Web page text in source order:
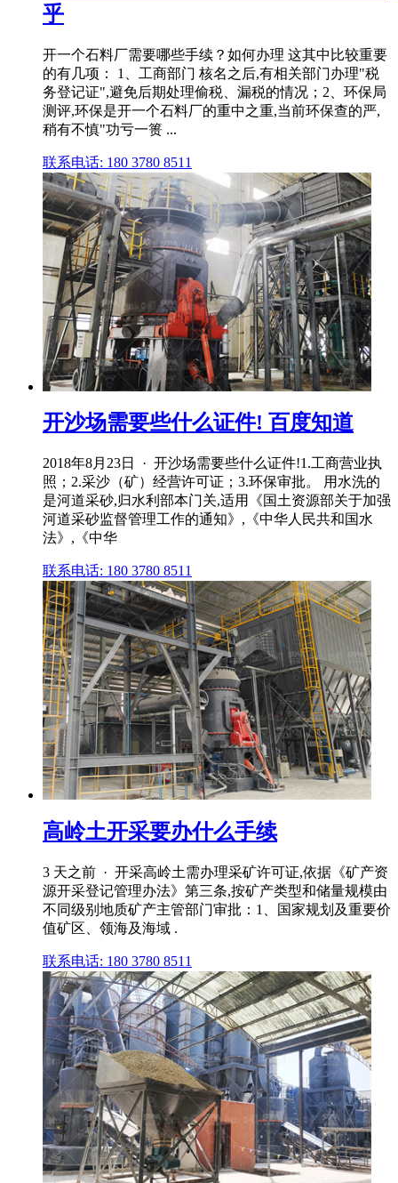
乎
开一个石料厂需要哪些手续？如何办理 这其中比较重要
的有几项： 1、工商部门 核名之后,有相关部门办理"税
务登记证",避免后期处理偷税、漏税的情况；2、环保局
测评,环保是开一个石料厂的重中之重,当前环保查的严,
稍有不慎"功亏一篑 ...
联系电话: 180 3780 8511
开沙场需要些什么证件! 百度知道
2018年8月23日 · 开沙场需要些什么证件!1.工商营业执
照；2.采沙（矿）经营许可证；3.环保审批。 用水洗的
是河道采砂,归水利部本门关,适用《国土资源部关于加强
河道采砂监督管理工作的通知》,《中华人民共和国水
法》,《中华
联系电话: 180 3780 8511
高岭土开采要办什么手续
3 天之前 · 开采高岭土需办理采矿许可证,依据《矿产资
源开采登记管理办法》第三条,按矿产类型和储量规模由
不同级别地质矿产主管部门审批：1、国家规划及重要价
值矿区、领海及海域 .
联系电话: 180 3780 8511